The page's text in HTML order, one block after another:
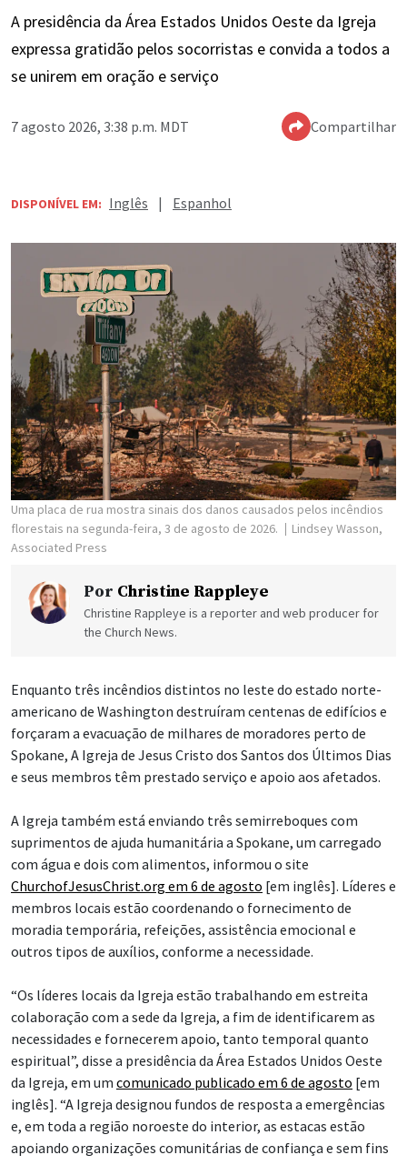
A presidência da Área Estados Unidos Oeste da Igreja
expressa gratidão pelos socorristas e convida a todos a
se unirem em oração e serviço
7 agosto 2026, 3:38 p.m. MDT Compartilhar
DISPONÍVEL EM: Inglês | Espanhol
Uma placa de rua mostra sinais dos danos causados pelos incêndios
florestais na segunda-feira, 3 de agosto de 2026.
Lindsey Wasson,
Associated Press
Por Christine Rappleye
Christine Rappleye is a reporter and web producer for
the Church News.
Enquanto três incêndios distintos no leste do estado norte-
americano de Washington destruíram centenas de edifícios e
forçaram a evacuação de milhares de moradores perto de
Spokane, A Igreja de Jesus Cristo dos Santos dos Últimos Dias
e seus membros têm prestado serviço e apoio aos afetados.
A Igreja também está enviando três semirreboques com
suprimentos de ajuda humanitária a Spokane, um carregado
com água e dois com alimentos, informou o site
ChurchofJesusChrist.org em 6 de agosto [em inglês]. Líderes e
membros locais estão coordenando o fornecimento de
moradia temporária, refeições, assistência emocional e
outros tipos de auxílios, conforme a necessidade.
“Os líderes locais da Igreja estão trabalhando em estreita
colaboração com a sede da Igreja, a fim de identificarem as
necessidades e fornecerem apoio, tanto temporal quanto
espiritual”, disse a presidência da Área Estados Unidos Oeste
da Igreja, em um comunicado publicado em 6 de agosto [em
inglês]. “A Igreja designou fundos de resposta a emergências
e, em toda a região noroeste do interior, as estacas estão
apoiando organizações comunitárias de confiança e sem fins